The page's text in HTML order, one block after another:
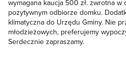
wymagana kaucja 500 zł. zwrotna
pozytywnym odbiorze domku.
klimatyczna do Urzędu Gminy. Nie
młodzieżowych, preferujemy
Serdecznie zapraszamy.